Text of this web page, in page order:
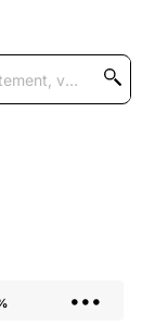
•••